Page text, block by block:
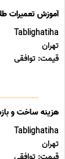
آموزش تعمیرات
Tablighatiha
تهران
قیمت: توافقی
هزینه ساخت و
Tablighatiha
تهران